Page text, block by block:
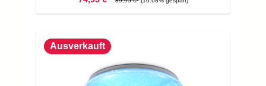
Ausverkauft